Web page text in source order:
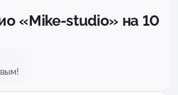
«Mike-studio» на 10